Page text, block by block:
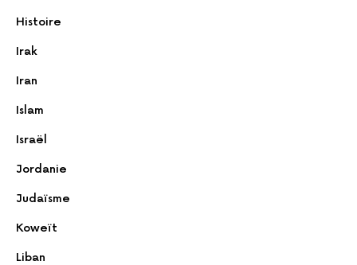
Histoire
Irak
Iran
Islam
Israël
Jordanie
Judaïsme
Koweït
Liban